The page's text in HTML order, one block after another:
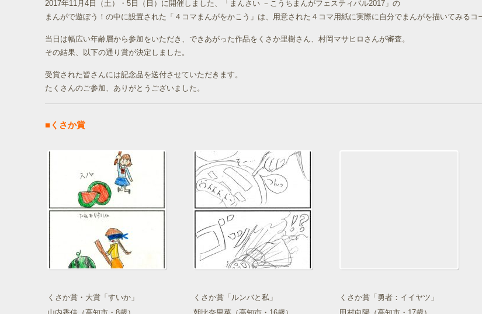
2017年11月4日（土）・5日（日）に開催しました、「まんさい －こうちまんがフェスティバル2017」の
まんがで遊ぼう！の中に設置された「４コマまんがをかこう」は、用意された４コマ用紙に実際に自分でまんがを描いてみるコ
当日は幅広い年齢層から参加をいただき、できあがった作品をくさか里樹さん、村岡マサヒロさんが審査。
その結果、以下の通り賞が決定しました。
受賞された皆さんには記念品を送付させていただきます。
たくさんのご参加、ありがとうございました。
■くさか賞
くさか賞・大賞「すいか」
くさか賞「ルンバと私」
くさか賞「勇者：イイヤツ」